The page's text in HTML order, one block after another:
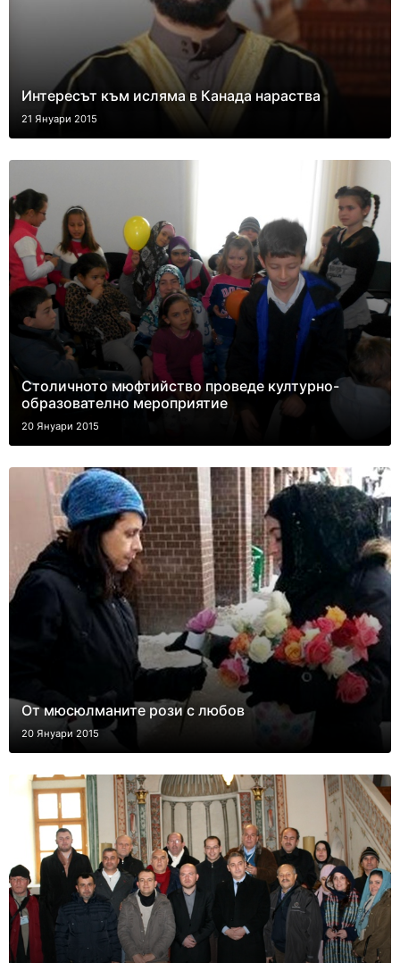
Интересът към исляма в Канада нараства
21 Януари 2015
Столичното мюфтийство проведе културно-
образователно мероприятие
20 Януари 2015
От мюсюлманите рози с любов
20 Януари 2015